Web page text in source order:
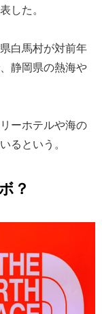
した。
白馬村が対前年
静岡県の熱海や
ーホテルや海の
るという。
？